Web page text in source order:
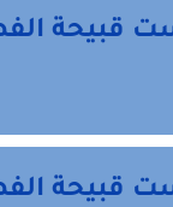
قبيحة
قبيحة